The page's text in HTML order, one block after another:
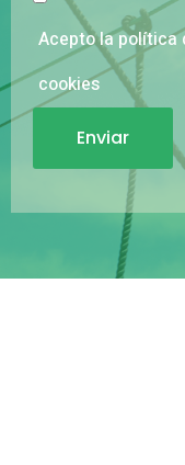
Acepto la política
cookies